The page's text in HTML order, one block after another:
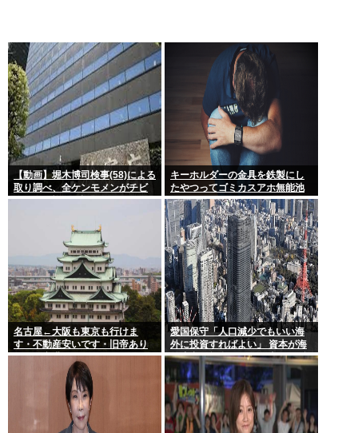
【動画】堀木博司検事(58)による
取り調べ、全ケンモメンがチビ
るくらい怖いと話題に
キーホルダーの金具を鉄製にし
たやつってゴミカスアホ無能池
沼？
名古屋←大阪も東京も行けま
す・不動産安いです・旧帝あり
ます・空港あります 不人気な理
愛国保守「人口減少でもいい海
外に投資すればよい」 資本が海
外流出し賃金もGDPも上がらず
海外が成長